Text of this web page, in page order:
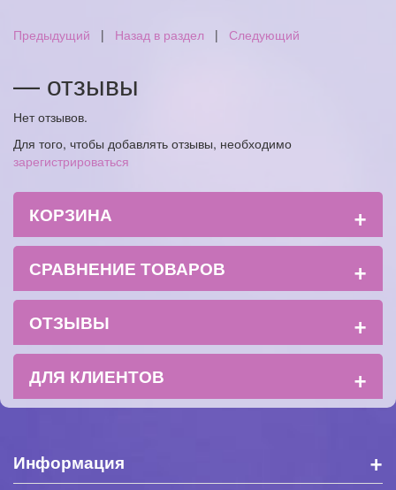
Предыдущий | Назад в раздел | Следующий
— отзывы
Нет отзывов.
Для того, чтобы добавлять отзывы, необходимо
зарегистрироваться
КОРЗИНА +
СРАВНЕНИЕ ТОВАРОВ +
ОТЗЫВЫ +
ДЛЯ КЛИЕНТОВ +
Информация
+